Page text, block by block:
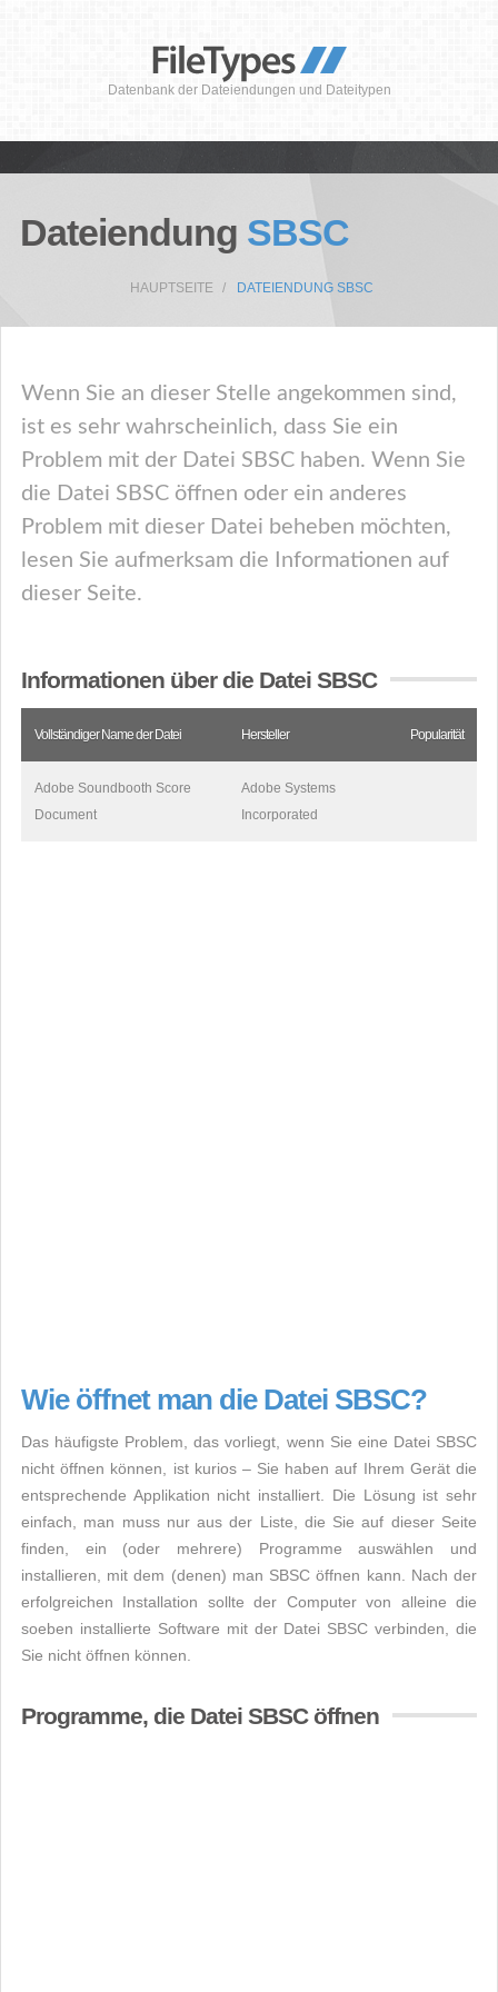
Datenbank der Dateiendungen und Dateitypen
Dateiendung SBSC
HAUPTSEITE DATEIENDUNG SBSC
Wenn Sie an dieser Stelle angekommen sind,
ist es sehr wahrscheinlich, dass Sie ein
Problem mit der Datei SBSC haben. Wenn Sie
die Datei SBSC öffnen oder ein anderes
Problem mit dieser Datei beheben möchten,
lesen Sie aufmerksam die Informationen auf
dieser Seite.
Informationen über die Datei SBSC
Vollständiger Name der Datei Hersteller Popularität
Adobe Soundbooth Score
Document
Adobe Systems
Incorporated
Wie öffnet man die Datei SBSC?
Das häufigste Problem, das vorliegt, wenn Sie eine Datei SBSC
nicht öffnen können, ist kurios – Sie haben auf Ihrem Gerät die
entsprechende Applikation nicht installiert. Die Lösung ist sehr
einfach, man muss nur aus der Liste, die Sie auf dieser Seite
finden, ein (oder mehrere) Programme auswählen und
installieren, mit dem (denen) man SBSC öffnen kann. Nach der
erfolgreichen Installation sollte der Computer von alleine die
soeben installierte Software mit der Datei SBSC verbinden, die
Sie nicht öffnen können.
Programme, die Datei SBSC öffnen